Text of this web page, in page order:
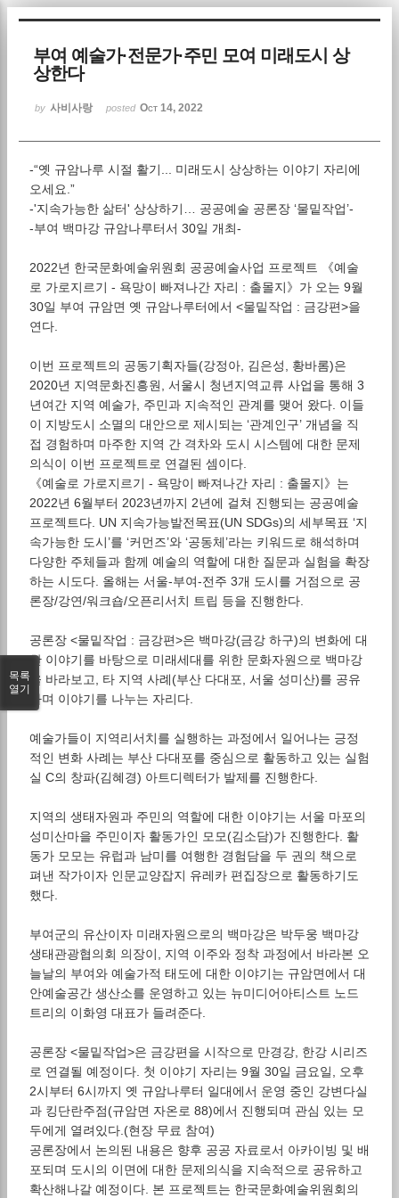
부여 예술가·전문가·주민 모여 미래도시 상
상한다
by 사비사랑 posted Oct 14, 2022
-“옛 규암나루 시절 활기... 미래도시 상상하는 이야기 자리에
오세요.”
-'지속가능한 삶터' 상상하기… 공공예술 공론장 ‘물밑작업’-
-부여 백마강 규암나루터서 30일 개최-
2022년 한국문화예술위원회 공공예술사업 프로젝트 《예술
로 가로지르기 - 욕망이 빠져나간 자리 : 출몰지》가 오는 9월
30일 부여 규암면 옛 규암나루터에서 <물밑작업 : 금강편>을
연다.
이번 프로젝트의 공동기획자들(강정아, 김은성, 황바롬)은
2020년 지역문화진흥원, 서울시 청년지역교류 사업을 통해 3
년여간 지역 예술가, 주민과 지속적인 관계를 맺어 왔다. 이들
이 지방도시 소멸의 대안으로 제시되는 ‘관계인구’ 개념을 직
접 경험하며 마주한 지역 간 격차와 도시 시스템에 대한 문제
의식이 이번 프로젝트로 연결된 셈이다.
《예술로 가로지르기 - 욕망이 빠져나간 자리 : 출몰지》는
2022년 6월부터 2023년까지 2년에 걸쳐 진행되는 공공예술
프로젝트다. UN 지속가능발전목표(UN SDGs)의 세부목표 ‘지
속가능한 도시’를 ‘커먼즈’와 ‘공동체’라는 키워드로 해석하며
다양한 주체들과 함께 예술의 역할에 대한 질문과 실험을 확장
하는 시도다. 올해는 서울-부여-전주 3개 도시를 거점으로 공
론장/강연/워크숍/오픈리서치 트립 등을 진행한다.
공론장 <물밑작업 : 금강편>은 백마강(금강 하구)의 변화에 대
한 이야기를 바탕으로 미래세대를 위한 문화자원으로 백마강
을 바라보고, 타 지역 사례(부산 다대포, 서울 성미산)를 공유
하며 이야기를 나누는 자리다.
예술가들이 지역리서치를 실행하는 과정에서 일어나는 긍정
적인 변화 사례는 부산 다대포를 중심으로 활동하고 있는 실험
실 C의 창파(김혜경) 아트디렉터가 발제를 진행한다.
지역의 생태자원과 주민의 역할에 대한 이야기는 서울 마포의
성미산마을 주민이자 활동가인 모모(김소담)가 진행한다. 활
동가 모모는 유럽과 남미를 여행한 경험담을 두 권의 책으로
펴낸 작가이자 인문교양잡지 유레카 편집장으로 활동하기도
했다.
부여군의 유산이자 미래자원으로의 백마강은 박두웅 백마강
생태관광협의회 의장이, 지역 이주와 정착 과정에서 바라본 오
늘날의 부여와 예술가적 태도에 대한 이야기는 규암면에서 대
안예술공간 생산소를 운영하고 있는 뉴미디어아티스트 노드
트리의 이화영 대표가 들려준다.
공론장 <물밑작업>은 금강편을 시작으로 만경강, 한강 시리즈
로 연결될 예정이다. 첫 이야기 자리는 9월 30일 금요일, 오후
2시부터 6시까지 옛 규암나루터 일대에서 운영 중인 강변다실
과 킹단란주점(규암면 자온로 88)에서 진행되며 관심 있는 모
두에게 열려있다.(현장 무료 참여)
공론장에서 논의된 내용은 향후 공공 자료로서 아카이빙 및 배
포되며 도시의 이면에 대한 문제의식을 지속적으로 공유하고
확산해나갈 예정이다. 본 프로젝트는 한국문화예술위원회의
목록
열기
Sketchbook5, 스케치북5
Sketchbook5, 스케치북5